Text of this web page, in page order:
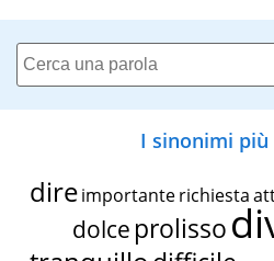
I sinonimi
dire importante richiesta
dolce prolisso